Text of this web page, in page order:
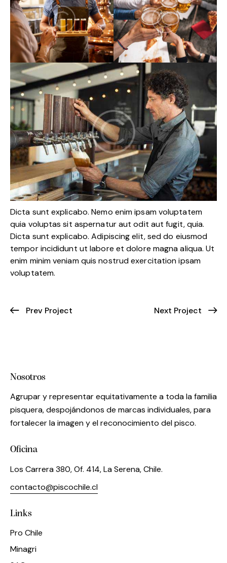
Dicta sunt explicabo. Nemo enim ipsam voluptatem
quia voluptas sit aspernatur aut odit aut fugit, quia.
Dicta sunt explicabo. Adipiscing elit, sed do eiusmod
tempor incididunt ut labore et dolore magna aliqua. Ut
enim minim veniam quis nostrud exercitation ipsam
voluptatem.
Prev Project Next Project
Nosotros
Agrupar y representar equitativamente a toda la familia
pisquera, despojándonos de marcas individuales, para
fortalecer la imagen y el reconocimiento del pisco.
Oficina
Los Carrera 380, Of. 414, La Serena, Chile.
contacto@piscochile.cl
Links
Pro Chile
Minagri